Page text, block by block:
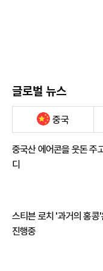
글로벌 뉴스
중국
중국산 에어콘을 웃돈 주
디
스티븐 로치 '과거의 홍
진행중